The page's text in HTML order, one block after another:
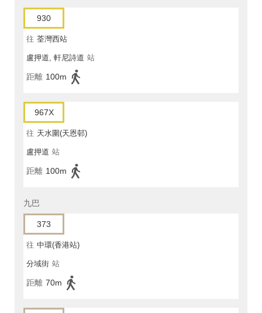
930
往 荃灣西站
盧押道, 軒尼詩道 站
距離 100m
967X
往 天水圍(天恩邨)
盧押道 站
距離 100m
九巴
373
往 中環(香港站)
分域街 站
距離 70m